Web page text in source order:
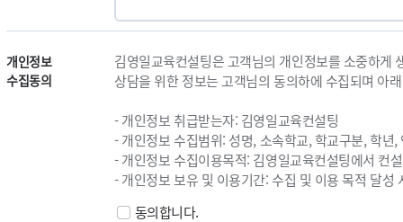
개인정보
수집동의
김영일교육컨설팅은 고객님의 개인정보를 소중하게
상담을 위한 정보는 고객님의 동의하에 수집되며 아
- 개인정보 취급받는자: 김영일교육컨설팅
- 개인정보 수집범위: 성명, 소속학교, 학교구분, 학년,
- 개인정보 수집이용목적: 김영일교육컨설팅에서 컨
- 개인정보 보유 및 이용기간: 수집 및 이용 목적 달
동의합니다.